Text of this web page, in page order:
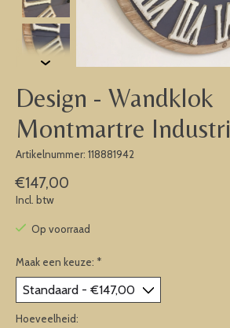
Design - Wandklok
Montmartre
Artikelnummer: 118881942
€147,00
Incl. btw
Op voorraad
Maak een keuze: *
Hoeveelheid: